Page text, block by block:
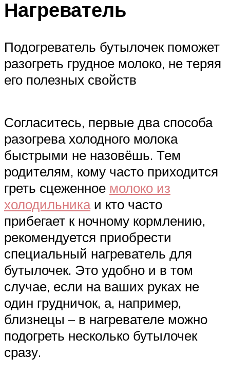
Нагреватель
Подогреватель бутылочек поможет
разогреть грудное молоко, не теряя
его полезных свойств
Согласитесь, первые два способа
разогрева холодного молока
быстрыми не назовёшь. Тем
родителям, кому часто приходится
греть сцеженное молоко из
холодильникаи кто часто
прибегает к ночному кормлению,
рекомендуется приобрести
специальный нагреватель для
бутылочек. Это удобно и в том
случае, если на ваших руках не
один грудничок, а, например,
близнецы – в нагревателе можно
подогреть несколько бутылочек
сразу.